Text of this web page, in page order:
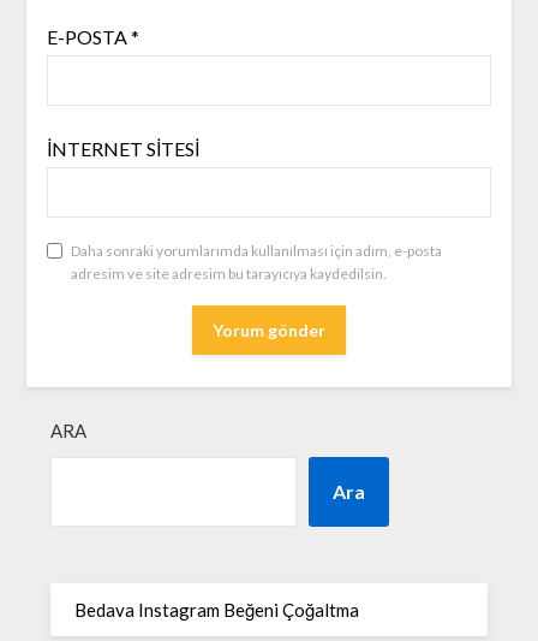
E-POSTA*
İNTERNET SITESI
Daha sonraki yorumlarımda kullanılması için adım, e-posta
adresim ve site adresim bu tarayıcıya kaydedilsin.
ARA
Ara
Bedava Instagram Beğeni Çoğaltma